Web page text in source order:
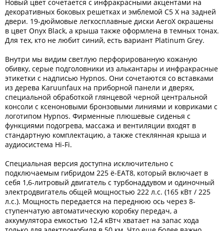
Новый цвет сочетается с инфракрасными акцентами на
декоративных боковых решетках и эмблемой C5 X на задней
двери. 19-дюймовые легкосплавные диски AeroX окрашены
в цвет Onyx Black, а крыша также оформлена в темных тонах.
Для тех, кто не любит синий, есть вариант Platinum Grey.
Внутри мы видим светлую перфорированную кожаную
обивку, серые подголовники из алькантары и инфракрасные
этикетки с надписью Hypnos. Они сочетаются со вставками
из дерева Karuunfaux на приборной панели и дверях,
специальной обработкой глянцевой черной центральной
консоли с ксеноновыми бронзовыми линиями и ковриками с
логотипом Hypnos. Фирменные плюшевые сиденья с
функциями подогрева, массажа и вентиляции входят в
стандартную комплектацию, а также стеклянная крыша и
аудиосистема Hi-Fi.
Специальная версия доступна исключительно с
подключаемым гибридом 225 ë-EAT8, который включает в
себя 1,6-литровый двигатель с турбонаддувом и одиночный
электродвигатель общей мощностью 222 л.с. (165 кВт / 225
л.с.). Мощность передается на переднюю ось через 8-
ступенчатую автоматическую коробку передач, а
аккумулятора емкостью 12,4 кВтч хватает на запас хода